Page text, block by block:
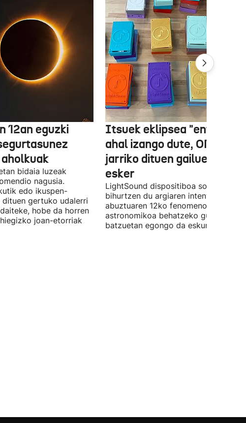
12an eguzki
bidaia luzeak
nagusia.
edo ikuspen-
gertuko udalerri
hobe da horren
joan-etorriak
Itsuek eklipsea "entzun"
ahal izango dute, ONCEk
jarriko dituen gailue
esker
LightSound dispositiboa soinu
bihurtzen du argiaren intentsitatea,
abuztuaren 12ko fenomeno
astronomikoa behatzeko gune
batzuetan egongo da eskuragarri.